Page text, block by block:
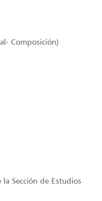
Composición)
Sección de Estudios